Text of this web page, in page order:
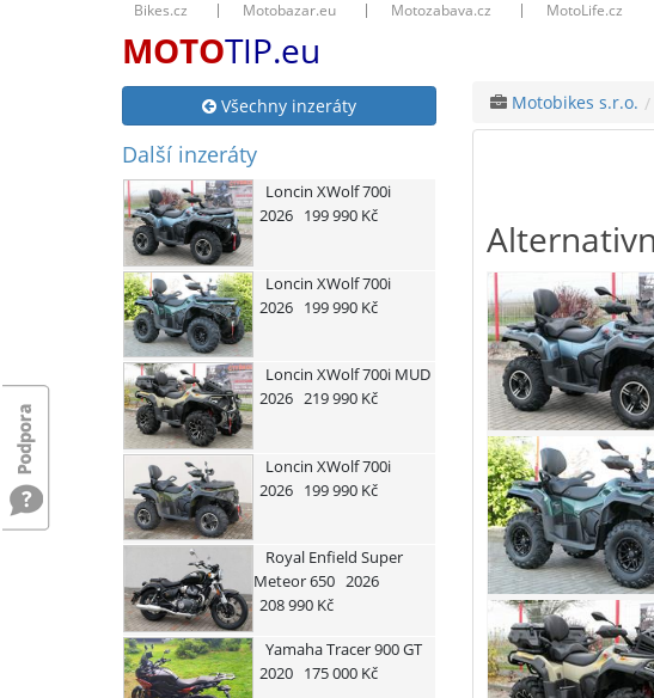
Bikes.cz Motobazar.eu Motozabava.cz MotoLife.cz
MOTOTIP.eu
Všechny inzeráty
Další inzeráty
Loncin XWolf 700i
2026 199 990 Kč
Loncin XWolf 700i
2026 199 990 Kč
Loncin XWolf 700i MUD
2026 219 990 Kč
Loncin XWolf 700i
2026 199 990 Kč
Royal Enfield Super
Meteor 650 2026
208 990 Kč
YamahaTracer 900 GT
2020 175 000 Kč
Motobikes s.r.o.